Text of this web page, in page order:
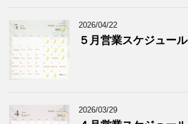
2026/04/22
５月営業スケジュール
2026/03/29